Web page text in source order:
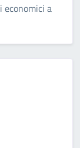
economici a